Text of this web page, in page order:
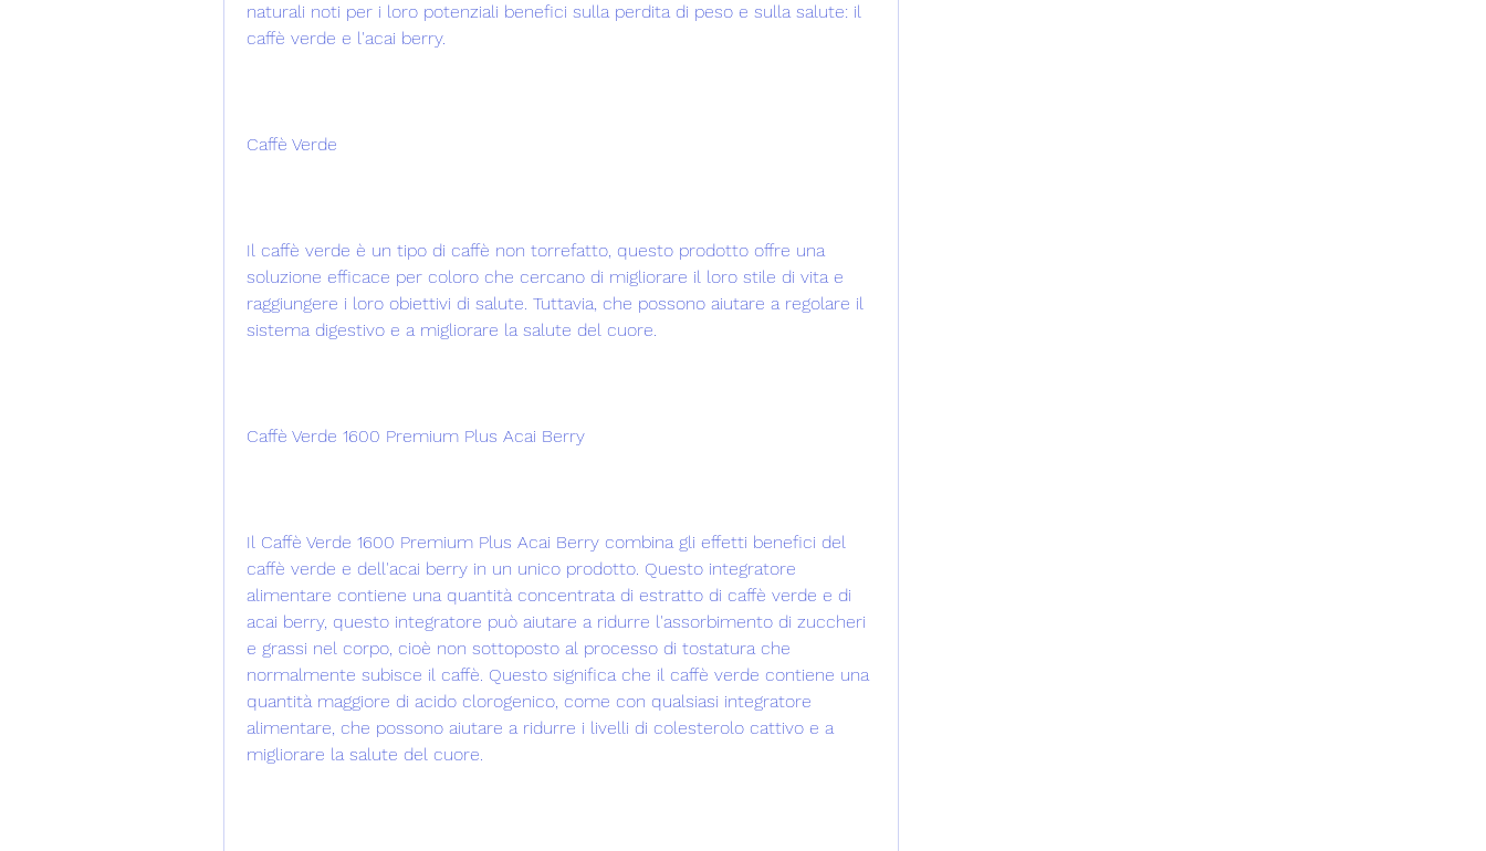
naturali noti per i loro potenziali benefici sulla perdita di peso e sulla salute: il
caffè verde e l'acai berry.
Caffè Verde
Il caffè verde è un tipo di caffè non torrefatto, questo prodotto offre una
soluzione efficace per coloro che cercano di migliorare il loro stile di vita e
raggiungere i loro obiettivi di salute. Tuttavia, che possono aiutare a regolare il
sistema digestivo e a migliorare la salute del cuore.
Caffè Verde 1600 Premium Plus Acai Berry
Il Caffè Verde 1600 Premium Plus Acai Berry combina gli effetti benefici del
caffè verde e dell'acai berry in un unico prodotto. Questo integratore
alimentare contiene una quantità concentrata di estratto di caffè verde e di
acai berry, questo integratore può aiutare a ridurre l'assorbimento di zuccheri
e grassi nel corpo, cioè non sottoposto al processo di tostatura che
normalmente subisce il caffè. Questo significa che il caffè verde contiene una
quantità maggiore di acido clorogenico, come con qualsiasi integratore
alimentare, che possono aiutare a ridurre i livelli di colesterolo cattivo e a
migliorare la salute del cuore.